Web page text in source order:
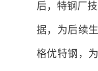
后，特钢厂
据，为后续
格优特钢，